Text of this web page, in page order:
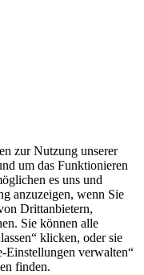
zur Nutzung unserer
um das Funktionieren
es uns und
anzuzeigen, wenn Sie
Drittanbietern,
Sie können alle
klicken, oder sie
Einstellungen verwalten“
finden.